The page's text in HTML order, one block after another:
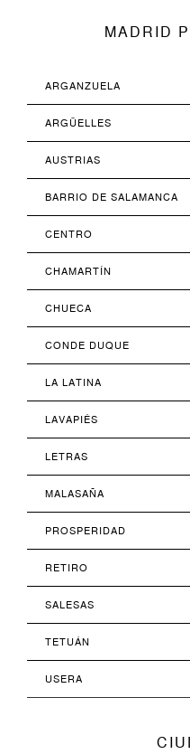
MADRID
ARGANZUELA
ARGÜELLES
AUSTRIAS
BARRIO DE SALAMANCA
CENTRO
CHAMARTÍN
CHUECA
CONDE DUQUE
LA LATINA
LAVAPIÉS
LETRAS
MALASAÑA
PROSPERIDAD
RETIRO
SALESAS
TETUÁN
USERA